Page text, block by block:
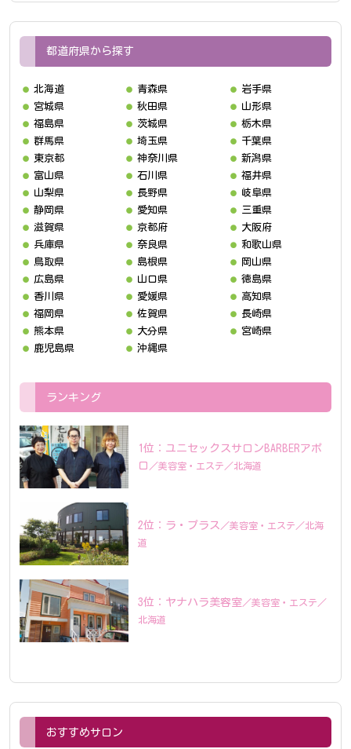
都道府県から探す
北海道 青森県
岩手県
宮城県
秋田県
山形県
福島県
茨城県
栃木県
群馬県
埼玉県
千葉県
東京都
神奈川県
新潟県
富山県
石川県
福井県
山梨県
長野県
岐阜県
静岡県
愛知県
三重県
滋賀県
京都府
大阪府
兵庫県
奈良県
和歌山県
鳥取県
島根県
岡山県
広島県
山口県
徳島県
香川県
愛媛県
高知県
福岡県
佐賀県
長崎県
熊本県
大分県
宮崎県
鹿児島県
沖縄県
ランキング
ユニセックスサロンBARBERアポ
ロ
美容室 エステ 北海道
ラ・プラス 美容室 エステ
北海
道
ヤナハラ美容室 美容室
エステ
北海道
おすすめサロン